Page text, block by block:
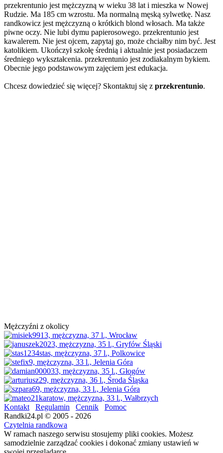
przekrentunio jest mężczyzną w wieku 38 lat i mieszka w Nowej
Rudzie. Ma 185 cm wzrostu. Ma normalną męską sylwetkę. Nasz
randkowicz jest mężczyzną o krótkich blond włosach. Ma także
piwne oczy. Nie lubi dymu papierosowego. przekrentunio jest
kawalerem. Nie jest ojcem, zapytaj go, może chciałby nim być. Jest
katolikiem. Ukończył szkołę średnią i aktualnie jest posiadaczem
średniego wykształcenia. przekrentunio jest zodiakalnym bykiem.
Obecnie jego podstawowym zajęciem jest edukacja.
Chcesz dowiedzieć się więcej? Skontaktuj się z przekrentunio.
Mężczyźni z okolicy
Kontakt Regulamin Cennik
Pomoc
Randki24.pl © 2005 - 2026
Czytelnia randkowa
W ramach naszego serwisu stosujemy pliki cookies. Możesz
samodzielnie zarządzać cookies i dokonać zmiany ustawień w